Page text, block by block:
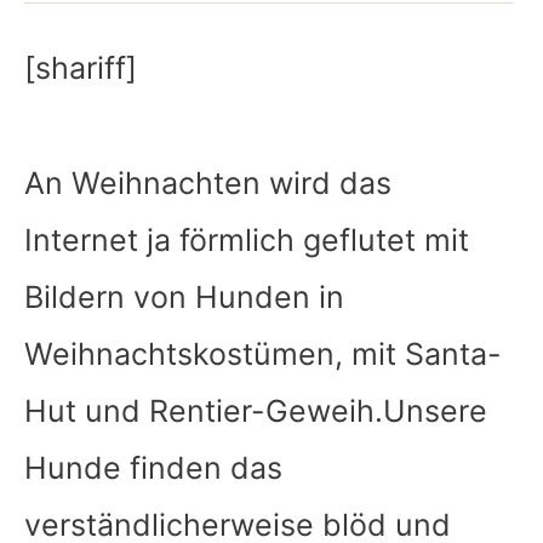
[shariff]
An Weihnachten wird das
Internet ja förmlich geflutet mit
Bildern von Hunden in
Weihnachtskostümen, mit Santa-
Hut und Rentier-Geweih.Unsere
Hunde finden das
verständlicherweise blöd und